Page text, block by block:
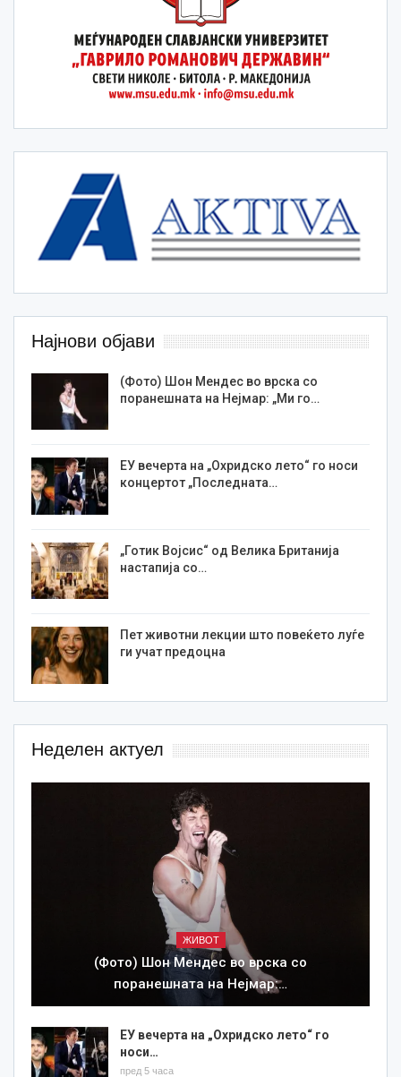
Најнови објави
(Фото) Шон Мендес во врска со
поранешната на Нејмар: „Ми го…
ЕУ вечерта на „Охридско лето“ го носи
концертот „Последната…
„Готик Војсис“ од Велика Британија
настапија со…
Пет животни лекции што повеќето луѓе
ги учат предоцна
Неделен актуел
ЖИВОТ
(Фото) Шон Мендес во врска со
поранешната на Нејмар:…
ЕУ вечерта на „Охридско лето“ го
носи…
пред 5 часа